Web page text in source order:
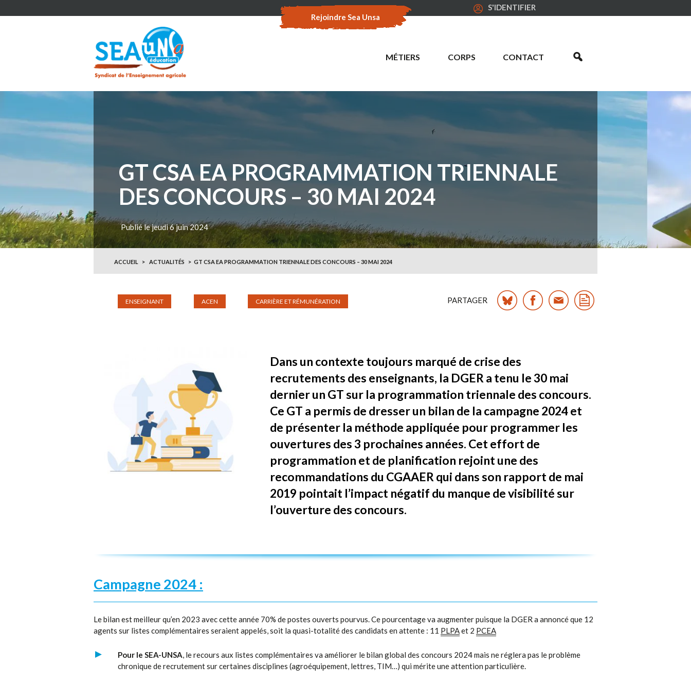
Rejoindre Sea Unsa
S'IDENTIFIER
MÉTIERS CORPS CONTACT
GT CSA EA PROGRAMMATION TRIENNALE
DES CONCOURS – 30 MAI 2024
Publié le jeudi 6 juin 2024
ACCUEIL ACTUALITÉS GT CSA EA PROGRAMMATION TRIENNALE DES CONCOURS – 30 MAI 2024
ENSEIGNANT ACEN CARRIÈRE ET RÉMUNÉRATION PARTAGER
Dans un contexte toujours marqué de crise des
recrutements des enseignants, la DGER a tenu le 30 mai
dernier un GT sur la programmation triennale des concours.
Ce GT a permis de dresser un bilan de la campagne 2024 et
de présenter la méthode appliquée pour programmer les
ouvertures des 3 prochaines années. Cet effort de
programmation et de planification rejoint une des
recommandations du CGAAER qui dans son rapport de mai
2019 pointait l’impact négatif du manque de visibilité sur
l’ouverture des concours.
Campagne 2024 :
Le bilan est meilleur qu’en 2023 avec cette année 70% de postes ouverts pourvus. Ce pourcentage va augmenter puisque la DGER a annoncé que 12
agents sur listes complémentaires seraient appelés, soit la quasi-totalité des candidats en attente : 11 PLPAet 2 PCEA
Pour le SEA-UNSA, le recours aux listes complémentaires va améliorer le bilan global des concours 2024 mais ne réglera pas le problème
chronique de recrutement sur certaines disciplines (agroéquipement, lettres, TIM…) qui mérite une attention particulière.